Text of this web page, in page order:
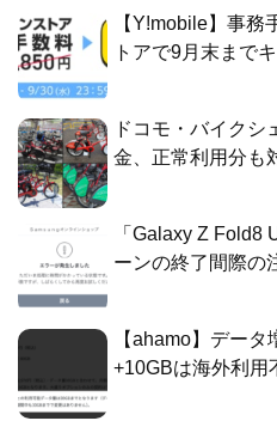
【Y!mobile】事務
トアで9月末まで
ドコモ・バイクシ
金、正常利用分も
「Galaxy Z Fold8
ーンの終了間際の
【ahamo】デー
+10GBは海外利用